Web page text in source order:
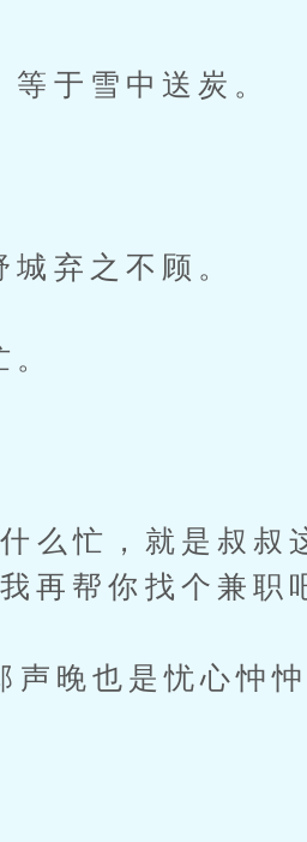
于雪中送炭。
弃之不顾。
忙，就是叔叔
再帮你找个兼职
晚也是忧心忡忡